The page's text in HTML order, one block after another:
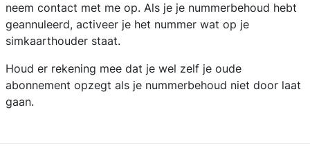
neem contact met me op. Als je je nummerbehoud hebt
geannuleerd, activeer je het nummer wat op je
simkaarthouder staat.
Houd er rekening mee dat je wel zelf je oude
abonnement opzegt als je nummerbehoud niet door laat
gaan.